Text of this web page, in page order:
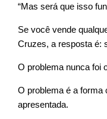
“Mas será que isso
Se você vende
Cruzes, a resposta é:
O problema nunca foi
O problema é a forma
apresentada.